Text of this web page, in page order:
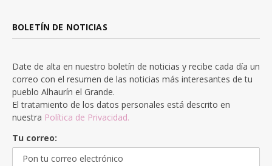
BOLETÍN DE NOTICIAS
Date de alta en nuestro boletín de noticias y recibe cada día un
correo con el resumen de las noticias más interesantes de tu
pueblo Alhaurín el Grande.
El tratamiento de los datos personales está descrito en
nuestra Política de Privacidad.
Tu correo: